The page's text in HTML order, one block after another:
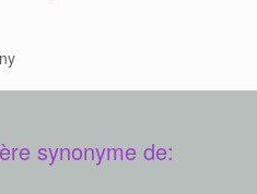
synonyme de: